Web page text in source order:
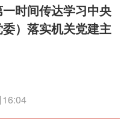
时间传达学习中央
）落实机关党建主